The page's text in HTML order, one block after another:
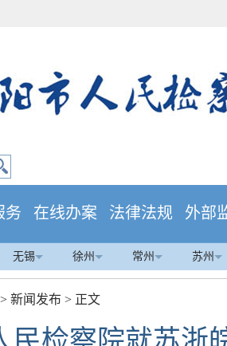
务 在线办案 法律法规 外部
无锡 徐州 常州 苏州
> 新闻发布 > 正文